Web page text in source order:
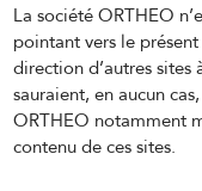
La société ORTHEO
pointant vers le
direction d’autres
sauraient, en aucun
ORTHEO notamment
contenu de ces sites.